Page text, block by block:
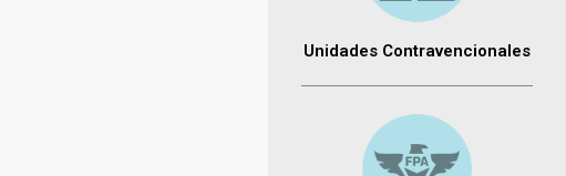
Unidades Contravencionales